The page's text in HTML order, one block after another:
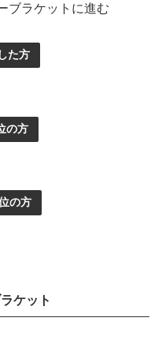
ブラケットに進む
た方
の方
の方
ケット